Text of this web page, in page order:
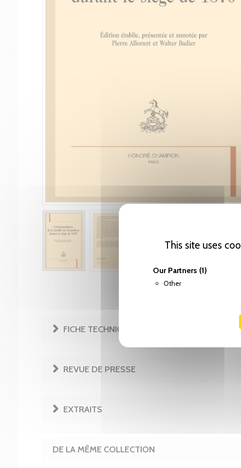
This site uses
Our Partners (1)
Other
FICHE TECHNIQUE
REVUE DE PRESSE
EXTRAITS
DE LA MÊME COLLECTION